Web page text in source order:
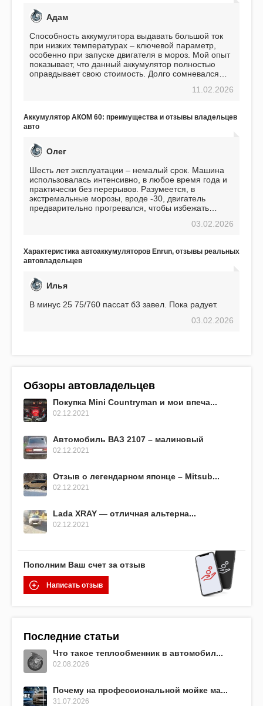
Адам
Способность аккумулятора выдавать большой ток
при низких температурах – ключевой параметр,
особенно при запуске двигателя в мороз. Мой опыт
показывает, что данный аккумулятор полностью
оправдывает свою стоимость. Долго сомневался
пожалел. Считаю, что это отличное вложение,11.02.2026
Аккумулятор АКОМ 60: преимущества и отзывы владельцев
авто
Олег
Шесть лет эксплуатации – немалый срок. Машина
использовалась интенсивно, в любое время года и
практически без перерывов. Разумеется, в
экстремальные морозы, вроде -30, двигатель
предварительно прогревался, чтобы избежать
использования не было ни единой поломки,
EFB 75. Судя по характеристикам, он даже
превосходит предыдущую модель.
03.02.2026
Характеристика автоаккумуляторов Enrun, отзывы реальных
автовладельцев
Илья
В минус 25 75/760 пассат б3 завел. Пока радует.
03.02.2026
Обзоры автовладельцев
Покупка Mini Countryman и мои впеча...
02.12.2021
Автомобиль ВАЗ 2107 – малиновый
02.12.2021
Отзыв о легендарном японце – Mitsub...
02.12.2021
Lada XRAY — отличная альтерна...
02.12.2021
Пополним Ваш счет за отзыв
Написать отзыв
Последние статьи
Что такое теплообменник в автомобил...
02.08.2026
Почему на профессиональной мойке ма...
31.07.2026